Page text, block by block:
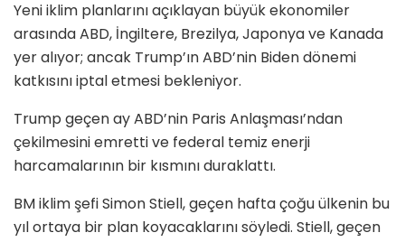
Yeni iklim planlarını açıklayan büyük ekonomiler
arasında ABD, İngiltere, Brezilya, Japonya ve Kanada
yer alıyor; ancak Trump’ın ABD’nin Biden dönemi
katkısını iptal etmesi bekleniyor.
Trump geçen ay ABD’nin Paris Anlaşması’ndan
çekilmesini emretti ve federal temiz enerji
harcamalarının bir kısmını duraklattı.
BM iklim şefi Simon Stiell, geçen hafta çoğu ülkenin bu
yıl ortaya bir plan koyacaklarını söyledi. Stiell, geçen